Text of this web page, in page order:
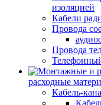
изоляцией
Кабели
Провода
Провода
расходные
Кабель-